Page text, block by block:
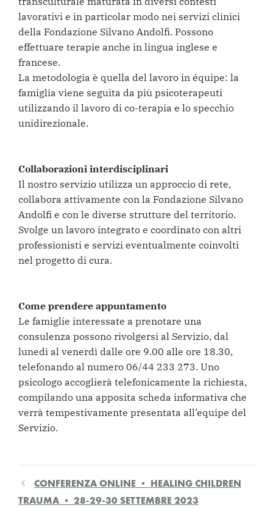
lavorativi e in particolar modo nei servizi clinici
della Fondazione Silvano Andolfi. Possono
effettuare terapie anche in lingua inglese e
francese.
La metodologia è quella del lavoro in équipe: la
famiglia viene seguita da più psicoterapeuti
utilizzando il lavoro di co-terapia e lo specchio
unidirezionale.
Collaborazioni interdisciplinari
Il nostro servizio utilizza un approccio di rete,
collabora attivamente con la Fondazione Silvano
Andolfi e con le diverse strutture del territorio.
Svolge un lavoro integrato e coordinato con altri
professionisti e servizi eventualmente coinvolti
nel progetto di cura.
Come prendere appuntamento
Le famiglie interessate a prenotare una
consulenza possono rivolgersi al Servizio, dal
lunedì al venerdì dalle ore 9.00 alle ore 18.30,
telefonando al numero 06/44 233 273. Uno
psicologo accoglierà telefonicamente la richiesta,
compilando una apposita scheda informativa che
verrà tempestivamente presentata all’equipe del
Servizio.
CONFERENZA ONLINE • HEALING CHILDREN
TRAUMA • 28-29-30 SETTEMBRE 2023